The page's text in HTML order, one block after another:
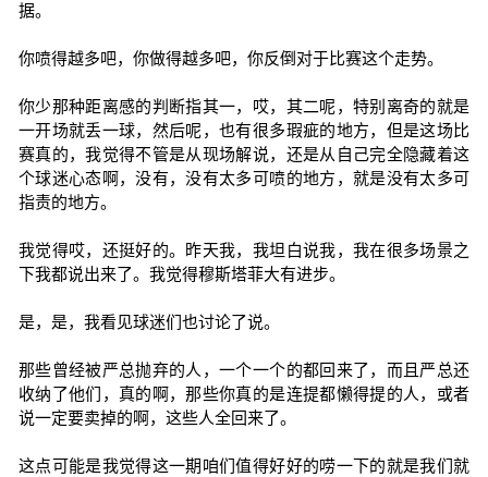
据。
你喷得越多吧，你做得越多吧，你反倒对于比赛这个走势。
你少那种距离感的判断指其一，哎，其二呢，特别离奇的就是
一开场就丢一球，然后呢，也有很多瑕疵的地方，但是这场比
赛真的，我觉得不管是从现场解说，还是从自己完全隐藏着这
个球迷心态啊，没有，没有太多可喷的地方，就是没有太多可
指责的地方。
我觉得哎，还挺好的。昨天我，我坦白说我，我在很多场景之
下我都说出来了。我觉得穆斯塔菲大有进步。
是，是，我看见球迷们也讨论了说。
那些曾经被严总抛弃的人，一个一个的都回来了，而且严总还
收纳了他们，真的啊，那些你真的是连提都懒得提的人，或者
说一定要卖掉的啊，这些人全回来了。
这点可能是我觉得这一期咱们值得好好的唠一下的就是我们就